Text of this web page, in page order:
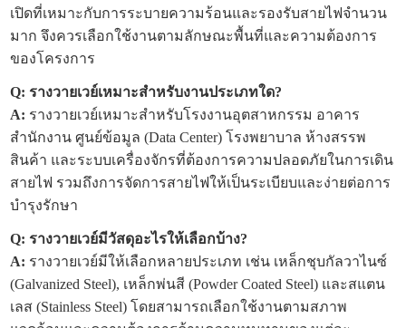
เปิดที่เหมาะกับการระบายความร้อนและรองรับสายไฟจำนวน
มาก จึงควรเลือกใช้งานตามลักษณะพื้นที่และความต้องการ
ของโครงการ
Q: รางวายเวย์เหมาะสำหรับงานประเภทใด?
A: รางวายเวย์เหมาะสำหรับโรงงานอุตสาหกรรม อาคาร
สำนักงาน ศูนย์ข้อมูล (Data Center) โรงพยาบาล ห้างสรรพ
สินค้า และระบบเครื่องจักรที่ต้องการความปลอดภัยในการเดิน
สายไฟ รวมถึงการจัดการสายไฟให้เป็นระเบียบและง่ายต่อการ
บำรุงรักษา
Q: รางวายเวย์มีวัสดุอะไรให้เลือกบ้าง?
A: รางวายเวย์มีให้เลือกหลายประเภท เช่น เหล็กชุบกัลวาไนซ์
(Galvanized Steel), เหล็กพ่นสี (Powder Coated Steel) และสแตน
เลส (Stainless Steel) โดยสามารถเลือกใช้งานตามสภาพ